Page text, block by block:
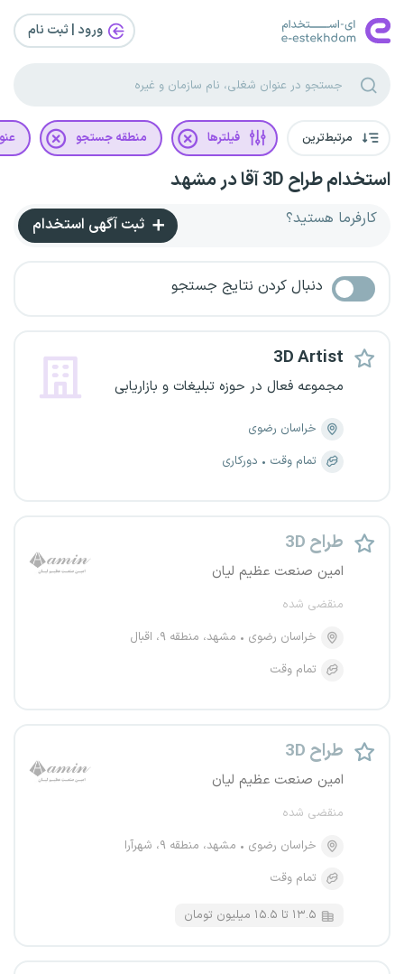
ورود | ثبت‌ نام
مرتبط‌ترین فیلترها منطقه جستجو
استخدام طراح 3D آقا در مشهد
کارفرما هستید؟ ثبت آگهی استخدام
دنبال کردن نتایج جستجو
3D Artist
مجموعه فعال در حوزه تبلیغات و بازاریابی
خراسان رضوی
تمام وقت
دورکاری
طراح 3D
امین صنعت عظیم لیان
منقضی شده
خراسان رضوی
مشهد، منطقه ۹، اقبال
تمام وقت
طراح 3D
امین صنعت عظیم لیان
منقضی شده
خراسان رضوی
مشهد، منطقه ۹، شهرآرا
تمام وقت
۱۳.۵ تا ۱۵.۵ میلیون تومان